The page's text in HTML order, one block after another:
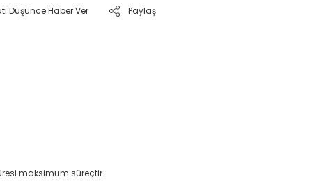
Düşünce Haber Ver Paylaş
maksimum süreçtir.